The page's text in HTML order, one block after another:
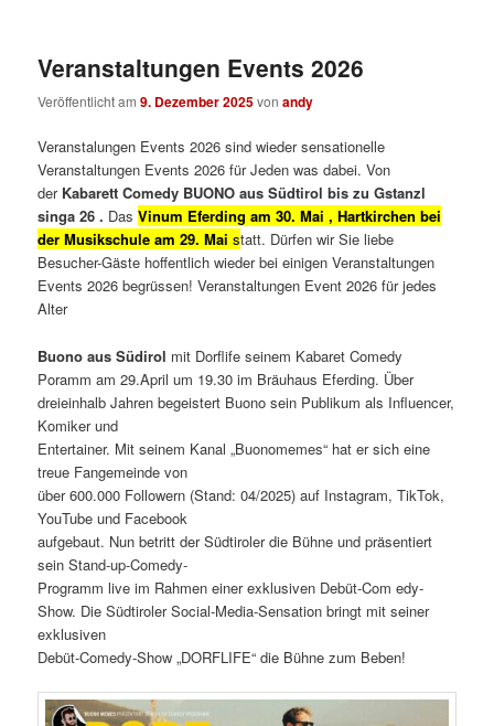
Veranstaltungen Events 2026
Veröffentlicht am9. Dezember 2025vonandy
Veranstalungen Events 2026 sind wieder sensationelle
Veranstaltungen Events 2026 für Jeden was dabei. Von
der Kabarett Comedy BUONO aus Südtirol bis zu Gstanzl
singa 26 . DasVinum Eferding am 30. Mai , Hartkirchen bei
der Musikschule am 29. Maistatt. Dürfen wir Sie liebe
Besucher-Gäste hoffentlich wieder bei einigen Veranstaltungen
Events 2026 begrüssen! Veranstaltungen Event 2026 für jedes
Alter
Buono aus Südirol mit Dorflife seinem Kabaret Comedy
Poramm am 29.April um 19.30 im Bräuhaus Eferding. Über
dreieinhalb Jahren begeistert Buono sein Publikum als Influencer,
Komiker und
Entertainer. Mit seinem Kanal „Buonomemes“ hat er sich eine
treue Fangemeinde von
über 600.000 Followern (Stand: 04/2025) auf Instagram, TikTok,
YouTube und Facebook
aufgebaut. Nun betritt der Südtiroler die Bühne und präsentiert
sein Stand-up-Comedy-
Programm live im Rahmen einer exklusiven Debüt-Com edy-
Show. Die Südtiroler Social-Media-Sensation bringt mit seiner
exklusiven
Debüt-Comedy-Show „DORFLIFE“ die Bühne zum Beben!